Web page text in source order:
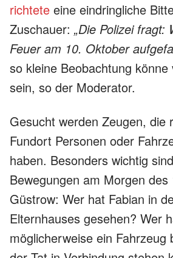
richtete eine eindringliche
Zuschauer: „Die Polizei fragt:
Feuer am 10. Oktober
so kleine Beobachtung
sein, so der Moderator.
Gesucht werden Zeugen, die
Fundort Personen oder
haben. Besonders wichtig
Bewegungen am Morgen
Güstrow: Wer hat Fabian in
Elternhauses gesehen? Wer
möglicherweise ein Fahrzeug